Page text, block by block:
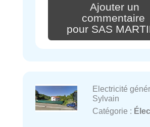
Ajouter un
commentaire
pour SAS
Electricité
Sylvain
Catégorie :